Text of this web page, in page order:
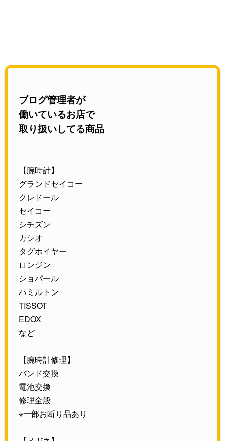
ブログ管理者が
働いているお店で
取り扱いしてる商品
【腕時計】
グランドセイコー
クレドール
セイコー
シチズン
カシオ
タグホイヤー
ロンジン
ショパール
ハミルトン
TISSOT
EDOX
など
【腕時計修理】
バンド交換
電池交換
修理全般
※一部お断り品あり